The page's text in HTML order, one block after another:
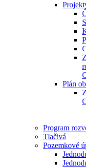
Plán
Program
Tlačivá
Pozemkové